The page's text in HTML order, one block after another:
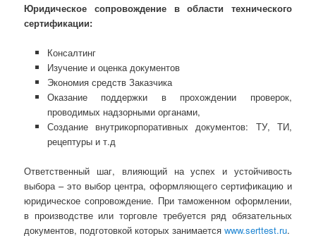
Юридическое сопровождение в области технического
сертификации:
Консалтинг
Изучение и оценка документов
Экономия средств Заказчика
Оказание поддержки в прохождении проверок,
проводимых надзорными органами,
Создание внутрикорпоративных документов: ТУ, ТИ,
рецептуры и т.д
Ответственный шаг, влияющий на успех и устойчивость
выбора – это выбор центра, оформляющего сертификацию и
юридическое сопровождение. При таможенном оформлении,
в производстве или торговле требуется ряд обязательных
документов, подготовкой которых занимаетсяwww.serttest.ru.